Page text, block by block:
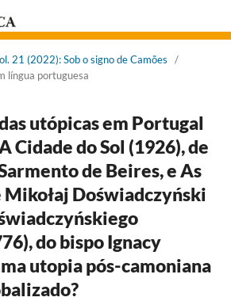
21 (2022): Sob o signo de Camões
/
língua portuguesa
utópicas em Portugal
Cidade do Sol (1926), de
de Beires, e As
Doświadczyński
do bispo Ignacy
utopia pós-camoniana